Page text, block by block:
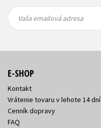
emailová
emailová
Vaša emailová adresa
E-SHOP
Kontakt
Vrátenie tovaru v lehote 14 dní
Cenník dopravy
FAQ